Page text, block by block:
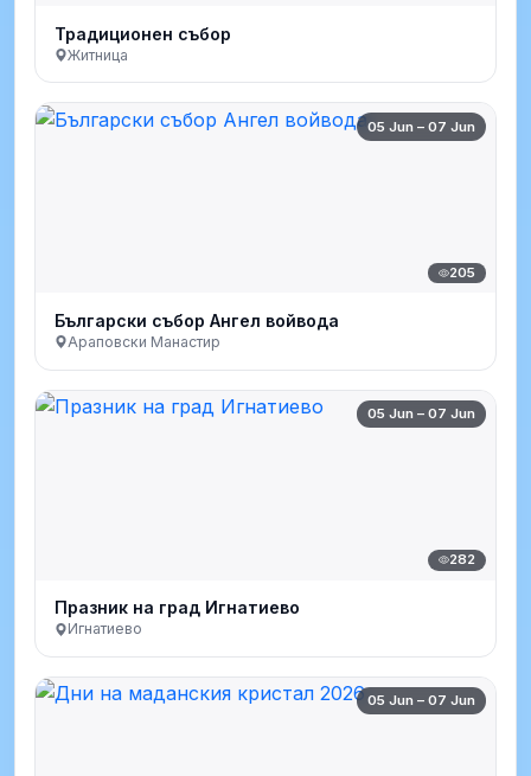
Традиционен събор
Житница
05 Jun – 07 Jun
205
Български събор Ангел войвода
Араповски Манастир
05 Jun – 07 Jun
282
Празник на град Игнатиево
Игнатиево
05 Jun – 07 Jun